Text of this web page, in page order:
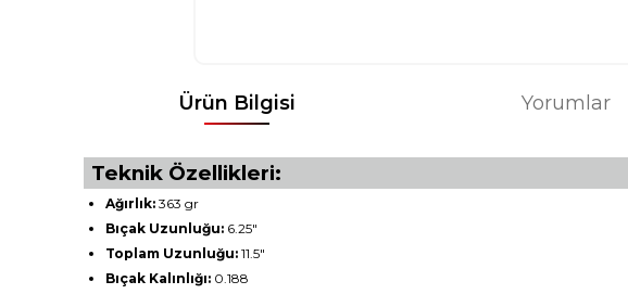
Ürün Bilgisi Yorumlar
Teknik Özellikleri:
Ağırlık: 363 gr
Bıçak Uzunluğu: 6.25"
Toplam Uzunluğu: 11.5"
Bıçak Kalınlığı: 0.188